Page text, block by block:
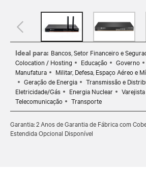
Ideal para: Bancos, Setor Financeiro e
Colocation / Hosting
Educação Governo
Manufatura
Militar, Defesa, Espaço Aéreo e
Geração de Energia
Transmissão e
Eletricidade/Gás
Energia Nuclear
Telecomunicação
Transporte
Garantia: 2 Anos de Garantia de Fábrica com
Estendida Opcional Disponível